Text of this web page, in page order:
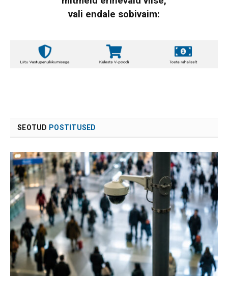
vali endale sobivaim:
SEOTUD POSTITUSED